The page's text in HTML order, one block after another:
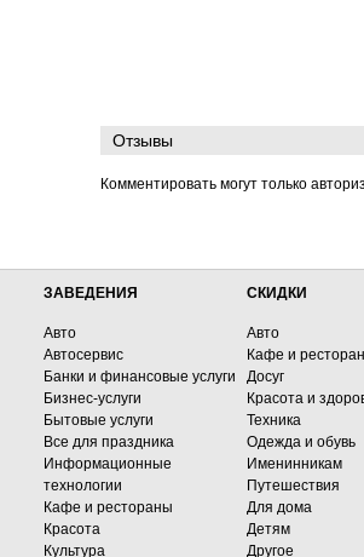
Отзывы
Комментировать могут только
ЗАВЕДЕНИЯ
Авто
Автосервис
Банки и финансовые услуги
Бизнес-услуги
Бытовые услуги
Все для праздника
Информационные
технологии
Кафе и рестораны
Красота
Культура
СКИДКИ
Авто
Кафе и
Досуг
Красота и
Техника
Одежда и обувь
Именинникам
Путешествия
Для дома
Детям
Другое